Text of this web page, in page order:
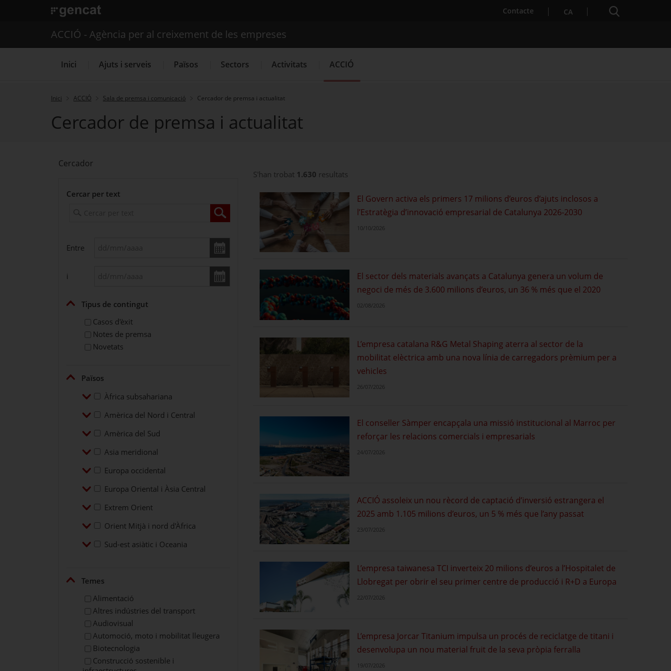
. Obre en una nova finestra. Contacte . Obre en una nova finestra.
CA Cercador
Cercador
Serveis d'internacionalització Serveis d'innovació
ACCIÓ - Agència per al creixement de les empreses
Inici Ajuts i serveis Països Sectors Activitats ACCIÓ
Inici ACCIÓ Sala de premsa i comunicació Cercador de premsa i actualitat
Cercador de premsa i actualitat
Cercador
Cercar per text
Cercar
Entre
i
Plegar
Tipus de contingut
Casos d'èxit
Notes de premsa
Novetats
Plegar
Països
DesplegarÀfrica subsahariana
Àfrica subsahariana
DesplegarAmèrica del Nord i Central
Amèrica del Nord i Central
DesplegarAmèrica del Sud
Amèrica del Sud
DesplegarAsia meridional
Asia meridional
DesplegarEuropa occidental
Europa occidental
DesplegarEuropa Oriental i Àsia Central
Europa Oriental i Àsia Central
DesplegarExtrem Orient
Extrem Orient
DesplegarOrient Mitjà i nord d'Àfrica
Orient Mitjà i nord d'Àfrica
DesplegarSud-est asiàtic i Oceania
Sud-est asiàtic i Oceania
Plegar
Temes
Alimentació
Altres indústries del transport
Audiovisual
Automoció, moto i mobilitat lleugera
Biotecnologia
Construcció sostenible i
S'han trobat 1.630 resultats
El Govern activa els primers 17 milions d’euros d’ajuts inclosos a
l’Estratègia d’innovació empresarial de Catalunya 2026-2030
10/10/2026
El sector dels materials avançats a Catalunya genera un volum de
negoci de més de 3.600 milions d’euros, un 36 % més que el 2020
02/08/2026
L’empresa catalana R&G Metal Shaping aterra al sector de la
mobilitat elèctrica amb una nova línia de carregadors prèmium per a
vehicles
26/07/2026
El conseller Sàmper encapçala una missió institucional al Marroc per
reforçar les relacions comercials i empresarials
24/07/2026
ACCIÓ assoleix un nou rècord de captació d’inversió estrangera el
2025 amb 1.105 milions d’euros, un 5 % més que l’any passat
23/07/2026
L’empresa taiwanesa TCI inverteix 20 milions d’euros a l’Hospitalet de
Llobregat per obrir el seu primer centre de producció i R+D a Europa
22/07/2026
L’empresa Jorcar Titanium impulsa un procés de reciclatge de titani i
desenvolupa un nou material fruit de la seva pròpia ferralla
19/07/2026